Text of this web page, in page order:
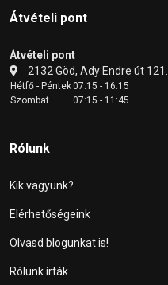
Átvételi pont
Átvételi pont
2132 Göd, Ady Endre út 121.
Hétfő - Péntek07:15 - 16:15
Szombat
07:15 - 11:45
Rólunk
Kik vagyunk?
Elérhetőségeink
Olvasd blogunkat is!
Rólunk írták